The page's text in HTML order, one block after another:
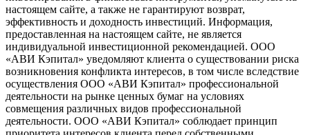
настоящем сайте, а также не гарантируют возврат,
эффективность и доходность инвестиций. Информация,
предоставленная на настоящем сайте, не является
индивидуальной инвестиционной рекомендацией. ООО
«АВИ Кэпитал» уведомляют клиента о существовании риска
возникновения конфликта интересов, в том числе вследствие
осуществления ООО «АВИ Кэпитал» профессиональной
деятельности на рынке ценных бумаг на условиях
совмещения различных видов профессиональной
деятельности. ООО «АВИ Кэпитал» соблюдает принцип